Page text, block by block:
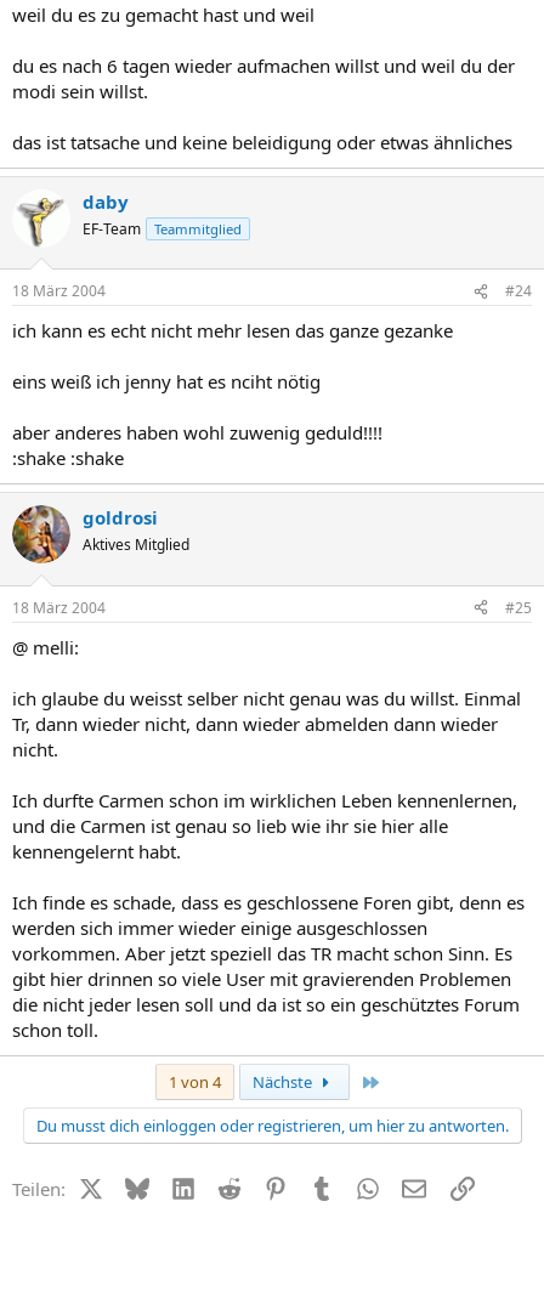
weil du es zu gemacht hast und weil
du es nach 6 tagen wieder aufmachen willst und weil du der
modi sein willst.
das ist tatsache und keine beleidigung oder etwas ähnliches
daby
EF-Team Teammitglied
18 März 2004 #24
ich kann es echt nicht mehr lesen das ganze gezanke
eins weiß ich jenny hat es nciht nötig
aber anderes haben wohl zuwenig geduld!!!!
:shake :shake
goldrosi
Aktives Mitglied
18 März 2004 #25
@ melli:
ich glaube du weisst selber nicht genau was du willst. Einmal
Tr, dann wieder nicht, dann wieder abmelden dann wieder
nicht.
Ich durfte Carmen schon im wirklichen Leben kennenlernen,
und die Carmen ist genau so lieb wie ihr sie hier alle
kennengelernt habt.
Ich finde es schade, dass es geschlossene Foren gibt, denn es
werden sich immer wieder einige ausgeschlossen
vorkommen. Aber jetzt speziell das TR macht schon Sinn. Es
gibt hier drinnen so viele User mit gravierenden Problemen
die nicht jeder lesen soll und da ist so ein geschütztes Forum
schon toll.
1 von 4 Nächste
Du musst dich einloggen oder registrieren, um hier zu antworten.
Teilen: X (Twitter)
BlueskyLinkedIn
Reddit PinterestTumblr WhatsApp
E-MailLink